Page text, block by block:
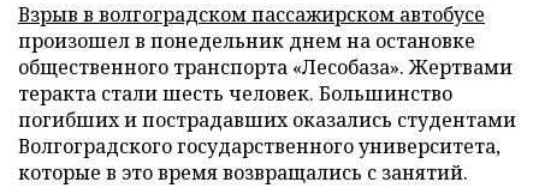
Взрыв в волгоградском пассажирском автобусе
произошел в понедельник днем на остановке
общественного транспорта «Лесобаза». Жертвами
теракта стали шесть человек. Большинство
погибших и пострадавших оказались студентами
Волгоградского государственного университета,
которые в это время возвращались с занятий.